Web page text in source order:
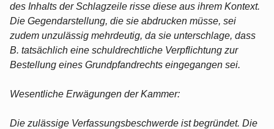
des Inhalts der Schlagzeile risse diese aus ihrem Kontext.
Die Gegendarstellung, die sie abdrucken müsse, sei
zudem unzulässig mehrdeutig, da sie unterschlage, dass
B. tatsächlich eine schuldrechtliche Verpflichtung zur
Bestellung eines Grundpfandrechts eingegangen sei.
Wesentliche Erwägungen der Kammer:
Die zulässige Verfassungsbeschwerde ist begründet. Die